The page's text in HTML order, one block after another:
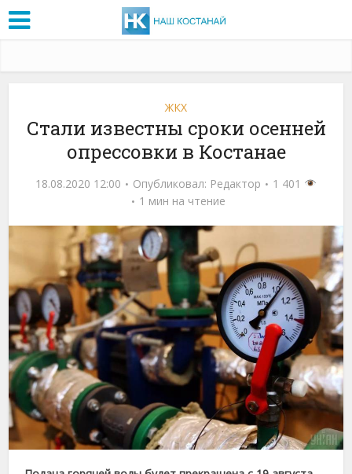
ЖКХ
Стали известны сроки осенней
опрессовки в Костанае
18.08.2020 12:00 Опубликовал: Редактор
1 401
1 мин на чтение